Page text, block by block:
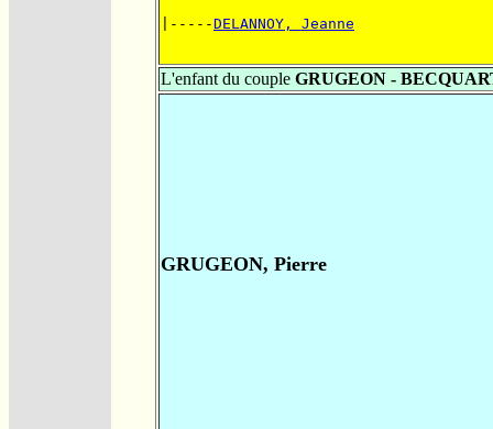
|-----DELANNOY, Jeanne
L'enfant du couple GRUGEON -
GRUGEON, Pierre